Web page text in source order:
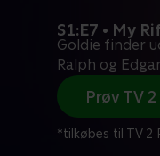
S1:E7 • My
Goldie finder
Ralph og
Prøv TV
*tilkøbes til TV 2